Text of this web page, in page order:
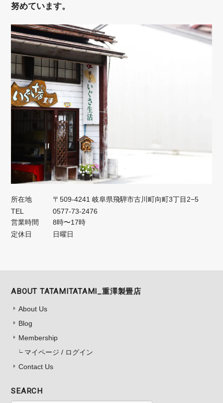
努めています。
所在地
〒509-4241 岐阜県飛騨市古川町向町3丁目2−5
TEL
0577-73-2476
営業時間
8時〜17時
定休日
日曜日
ABOUT TATAMITATAMI_重澤製畳店
About Us
Blog
Membership
マイページ / ログイン
Contact Us
SEARCH